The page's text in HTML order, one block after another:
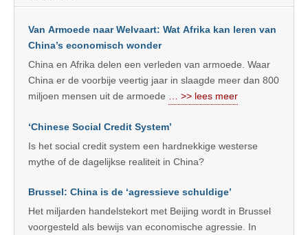
Van Armoede naar Welvaart: Wat Afrika kan leren van
China’s economisch wonder
China en Afrika delen een verleden van armoede. Waar
China er de voorbije veertig jaar in slaagde meer dan 800
miljoen mensen uit de armoede
… >> lees meer
‘Chinese Social Credit System’
Is het social credit system een hardnekkige westerse
mythe of de dagelijkse realiteit in China?
Brussel: China is de ‘agressieve schuldige’
Het miljarden handelstekort met Beijing wordt in Brussel
voorgesteld als bewijs van economische agressie. In